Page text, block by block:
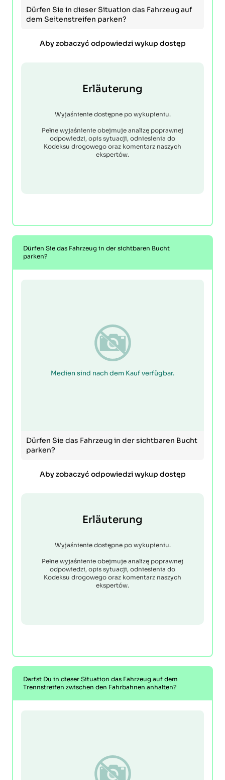
Dürfen Sie in dieser Situation das Fahrzeug auf
dem Seitenstreifen parken?
Aby zobaczyć odpowiedzi wykup dostęp
Erläuterung
Wyjaśnienie dostępne po wykupieniu.
Pełne wyjaśnienie obejmuje analizę poprawnej
odpowiedzi, opis sytuacji, odniesienia do
Kodeksu drogowego oraz komentarz naszych
ekspertów.
Dürfen Sie das Fahrzeug in der sichtbaren Bucht
parken?
Medien sind nach dem Kauf verfügbar.
Dürfen Sie das Fahrzeug in der sichtbaren Bucht
parken?
Aby zobaczyć odpowiedzi wykup dostęp
Erläuterung
Wyjaśnienie dostępne po wykupieniu.
Pełne wyjaśnienie obejmuje analizę poprawnej
odpowiedzi, opis sytuacji, odniesienia do
Kodeksu drogowego oraz komentarz naszych
ekspertów.
Darfst Du in dieser Situation das Fahrzeug auf dem
Trennstreifen zwischen den Fahrbahnen anhalten?